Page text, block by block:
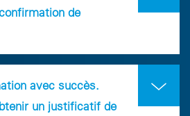
de
avec succès.
un justificatif de